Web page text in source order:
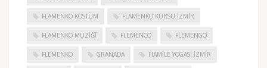
FLAMENKO KOSTÜM FLAMENKO KURSU İZMIR
FLAMENKO MÜZIĞI FLEMENCO FLEMENGO
FLEMENKO GRANADA HAMILE YOGASI İZMIR